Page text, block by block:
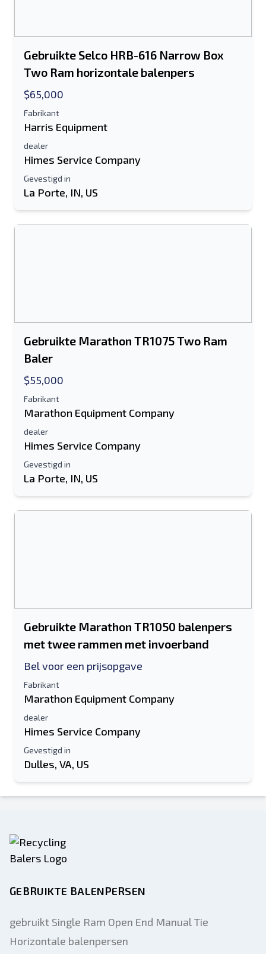
Gebruikte Selco HRB-616 Narrow Box
Two Ram horizontale balenpers
$65,000
Fabrikant
Harris Equipment
dealer
Himes Service Company
Gevestigd in
La Porte, IN, US
Gebruikte Marathon TR1075 Two Ram
Baler
$55,000
Fabrikant
Marathon Equipment Company
dealer
Himes Service Company
Gevestigd in
La Porte, IN, US
Gebruikte Marathon TR1050 balenpers
met twee rammen met invoerband
Bel voor een prijsopgave
Fabrikant
Marathon Equipment Company
dealer
Himes Service Company
Gevestigd in
Dulles, VA, US
GEBRUIKTE BALENPERSEN
gebruikt Single Ram Open End Manual Tie
Horizontale balenpersen